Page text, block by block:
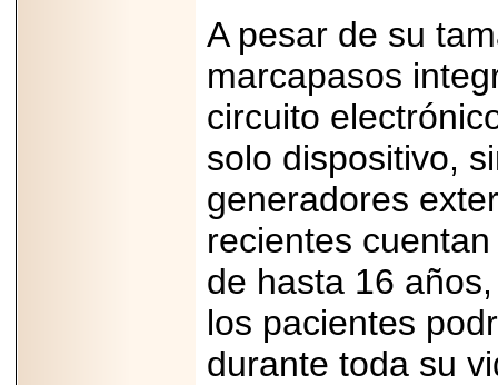
A pesar de su
marcapasos
circuito
solo dispositivo,
generadores
recientes
de hasta 16
los pacientes
durante toda su